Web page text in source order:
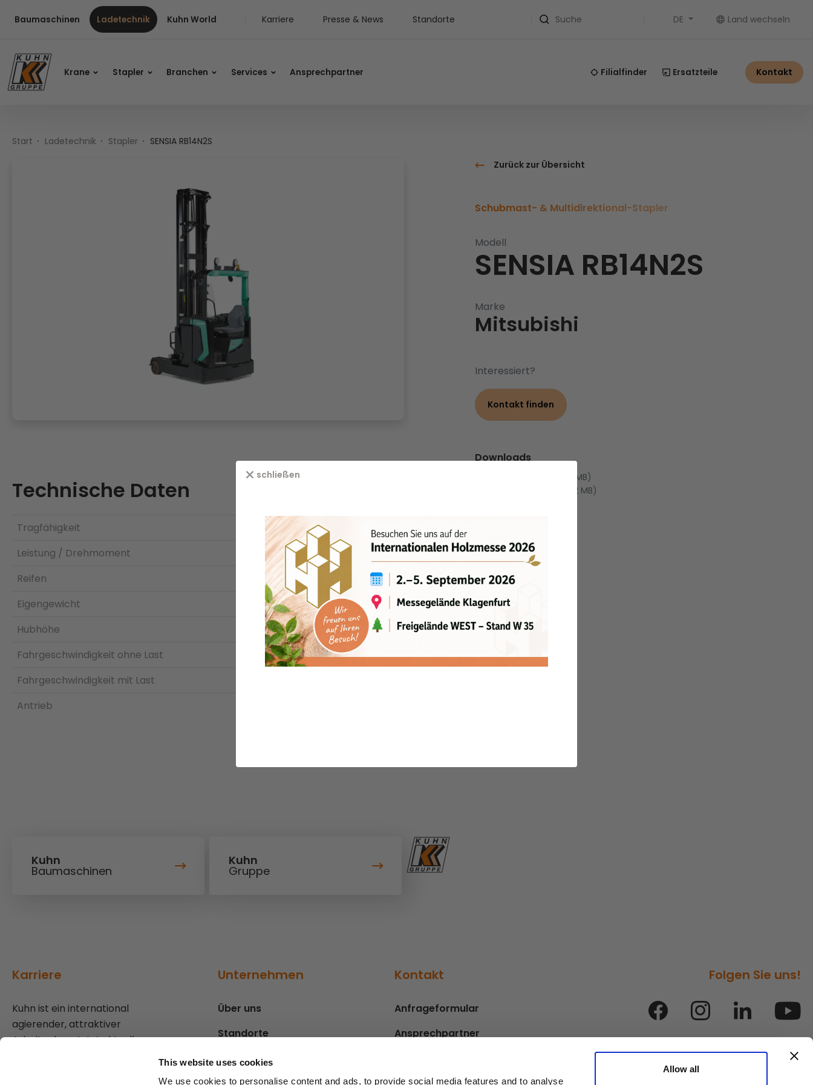
This website uses cookies
We use cookies to personalise content and ads, to provide social media features and to analyse
Allow all
Inhaltsverzeichnis
Hauptnavigation
Baumaschinen Ladetechnik Kuhn World Karriere Presse & News Standorte Suche DE Land wechseln
Krane Stapler Branchen Services Ansprechpartner Filialfinder Ersatzteile Kontakt
Start Ladetechnik Stapler SENSIA RB14N2S
Technische Daten
Tragfähigkeit
1400 kg
Leistung / Drehmoment
7,5 kW
Reifen
PT
Eigengewicht
4770 kg
Hubhöhe
7500 mm
Fahrgeschwindigkeit ohne Last
12 km/h
Fahrgeschwindigkeit mit Last
Antrieb
Zurück zur Übersicht
Schubmast- & Multidirektional-Stapler
Modell
SENSIA RB14N2S
Marke
Mitsubishi
Interessiert?
Kontakt finden
Downloads
(PDF, 3.13 MB)
(PDF, 1.32 MB)
schließen
Kuhn
Baumaschinen
Kuhn
Gruppe
Karriere
Kuhn ist ein international
agierender, attraktiver
Arbeitgeber: Jetzt aktuelle
Unternehmen
Über uns
Standorte
Presse
Kontakt
Anfrageformular
Ansprechpartner
Folgen Sie uns!